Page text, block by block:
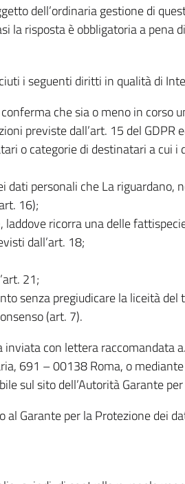
dell’ordinaria gestione di
la risposta è obbligatoria a pena
i seguenti diritti in qualità di
che sia o meno in corso
previste dall’art. 15 del
o categorie di destinatari a cui
personali che La riguardano,
16);
ricorra una delle
dall’art. 18;
21;
senza pregiudicare la liceità
(art. 7).
con lettera raccomandata
691 – 00138 Roma, o
sul sito dell’Autorità Garante
Garante per la Protezione dei